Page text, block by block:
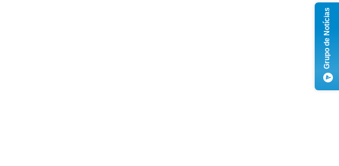
Grupo de Notícias